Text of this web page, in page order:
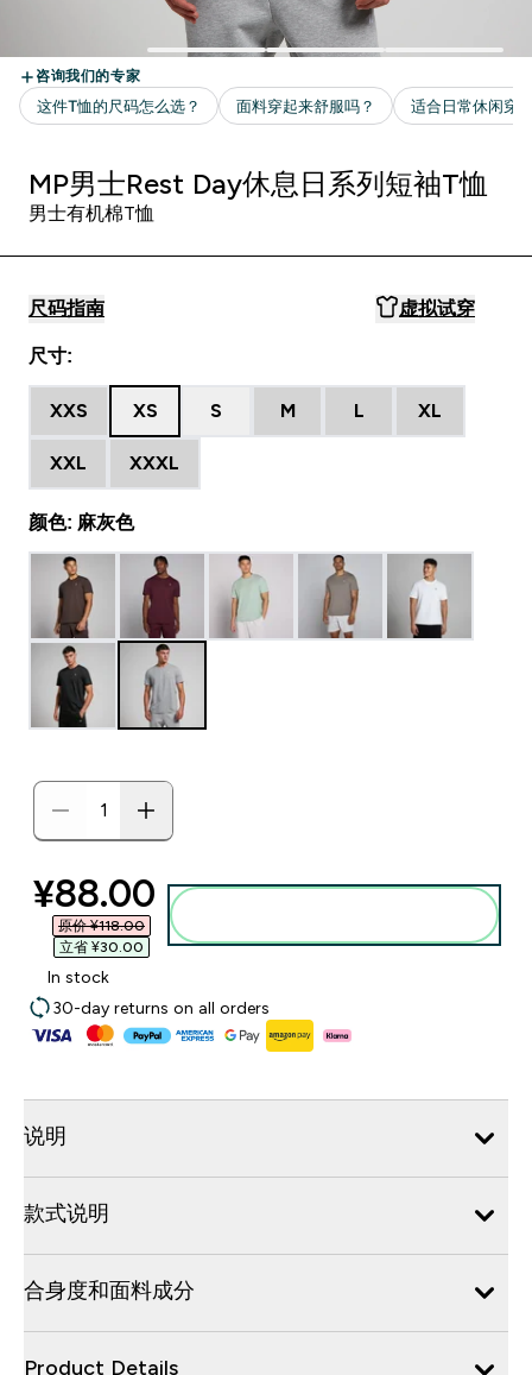
MP男士Rest Day休息日系列短袖T恤
男士有机棉T恤
尺码指南 虚拟试穿
尺寸:
XXS XS S M L XL
XXL XXXL
颜色: 麻灰色
discounted price
¥88.00‎
原价 ¥118.00‎
立省 ¥30.00‎
In stock
30-day returns on all orders
说明
款式说明
合身度和面料成分
Product Details